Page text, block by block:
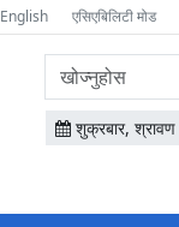
English एसिएबिलिटी मोड
वेबसाइटमा
सामग्री
खोज्नुहोस
शुक्रबार,